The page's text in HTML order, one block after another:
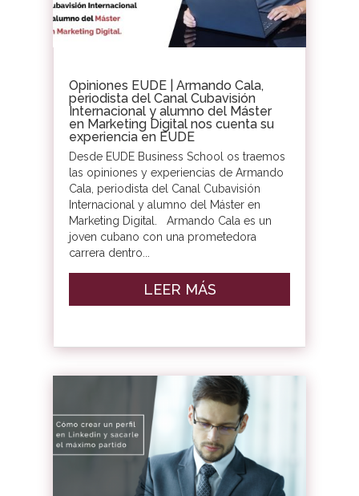
Opiniones EUDE | Armando Cala,
periodista del Canal Cubavisión
Internacional y alumno del Máster
en Marketing Digital nos cuenta su
experiencia en EUDE
Desde EUDE Business School os traemos
las opiniones y experiencias de Armando
Cala, periodista del Canal Cubavisión
Internacional y alumno del Máster en
Marketing Digital. Armando Cala es un
joven cubano con una prometedora
carrera dentro...
LEER MÁS